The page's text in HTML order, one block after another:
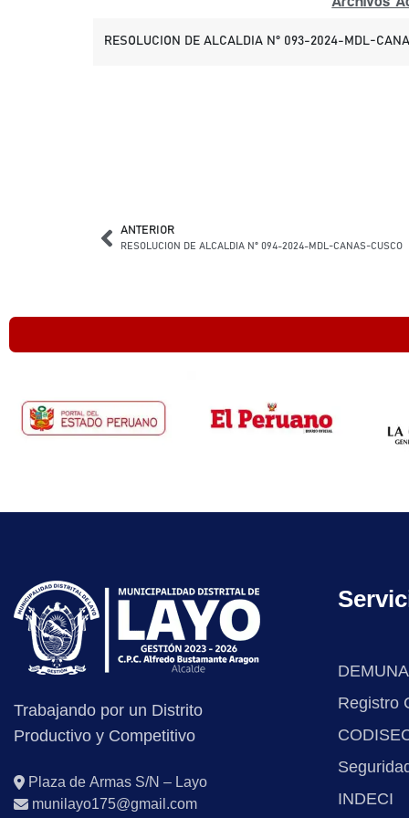
RESOLUCION DE ALCALDIA N° 093-2024-MDL-
ANTERIOR
RESOLUCION DE ALCALDIA N° 094-2024-MDL-CANAS-CUSCO
Trabajando por un Distrito
Productivo y Competitivo
Plaza de Armas S/N – Layo
munilayo175@gmail.com
DEMUNA
Registro
INDECI